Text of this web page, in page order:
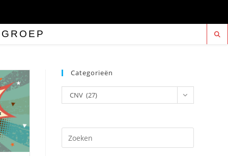
Categorieën
Categorieën
CNV (27)